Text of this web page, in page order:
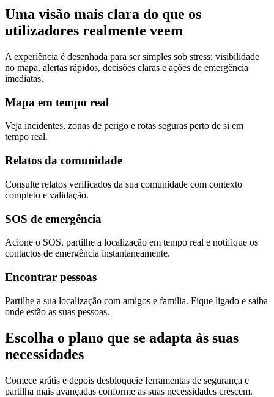
Uma visão mais clara do que os
utilizadores realmente veem
A experiência é desenhada para ser simples sob stress: visibilidade
no mapa, alertas rápidos, decisões claras e ações de emergência
imediatas.
Mapa em tempo real
Veja incidentes, zonas de perigo e rotas seguras perto de si em
tempo real.
Relatos da comunidade
Consulte relatos verificados da sua comunidade com contexto
completo e validação.
SOS de emergência
Acione o SOS, partilhe a localização em tempo real e notifique os
contactos de emergência instantaneamente.
Encontrar pessoas
Partilhe a sua localização com amigos e família. Fique ligado e saiba
onde estão as suas pessoas.
Escolha o plano que se adapta às suas
necessidades
Comece grátis e depois desbloqueie ferramentas de segurança e
partilha mais avançadas conforme as suas necessidades crescem.